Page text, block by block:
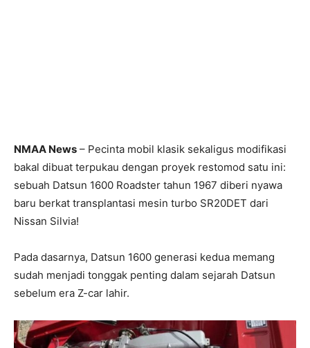
NMAA News – Pecinta mobil klasik sekaligus modifikasi
bakal dibuat terpukau dengan proyek restomod satu ini:
sebuah Datsun 1600 Roadster tahun 1967 diberi nyawa
baru berkat transplantasi mesin turbo SR20DET dari
Nissan Silvia!
Pada dasarnya, Datsun 1600 generasi kedua memang
sudah menjadi tonggak penting dalam sejarah Datsun
sebelum era Z-car lahir.